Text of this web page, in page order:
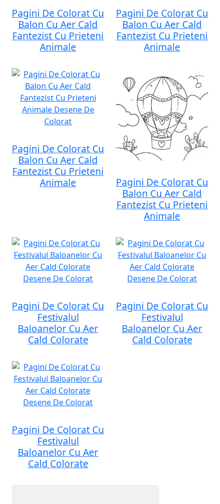
Pagini De Colorat Cu
Balon Cu Aer Cald
Fantezist Cu Prieteni
Animale
Pagini De Colorat Cu
Balon Cu Aer Cald
Fantezist Cu Prieteni
Animale
Pagini De Colorat Cu
Balon Cu Aer Cald
Fantezist Cu Prieteni
Animale
Pagini De Colorat Cu
Balon Cu Aer Cald
Fantezist Cu Prieteni
Animale
Pagini De Colorat Cu
Festivalul
Baloanelor Cu Aer
Cald Colorate
Pagini De Colorat Cu
Festivalul
Baloanelor Cu Aer
Cald Colorate
Pagini De Colorat Cu
Festivalul
Baloanelor Cu Aer
Cald Colorate